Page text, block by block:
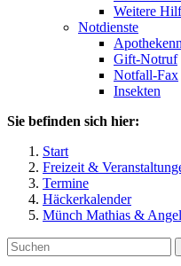
Weitere
Notdienste
Gift-Notruf
Notfall-Fax
Insekten
Sie befinden sich hier:
Start
Freizeit &
Termine
Häckerkalender
Münch Mathias &